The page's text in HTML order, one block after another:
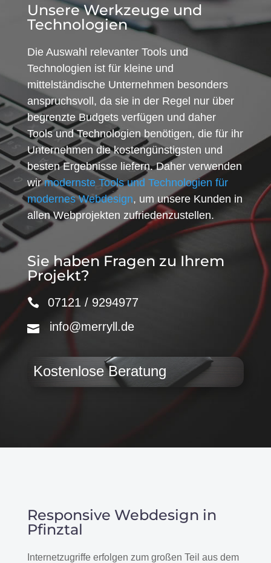
Unsere Werkzeuge und
Technologien
Die Auswahl relevanter Tools und
Technologien ist für kleine und
mittelständische Unternehmen besonders
anspruchsvoll, da sie in der Regel nur über
begrenzte Budgets verfügen und daher
Tools und Technologien benötigen, die für ihr
Unternehmen die kostengünstigsten und
besten Ergebnisse liefern. Daher verwenden
wirmodernste Tools und Technologien für
modernes Webdesign, um unsere Kunden in
allen Webprojekten zufriedenzustellen.
Sie haben Fragen zu Ihrem
Projekt?
07121 / 9294977
info@merryll.de
Kostenlose Beratung
Responsive Webdesign in
Pfinztal
Internetzugriffe erfolgen zum großen Teil aus dem